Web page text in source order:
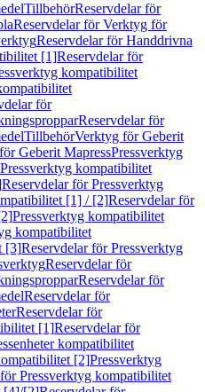
TillbehörReservdelar för
Reservdelar för Verktyg för
Reservdelar för Handdrivna
[1]Reservdelar för
kompatibilitet
för
Reservdelar för
TillbehörVerktyg för Geberit
Geberit MapressPressverktyg
kompatibilitet
Reservdelar för Pressverktyg
[1] / [2]Reservdelar för
Pressverktyg kompatibilitet
kompatibilitet
[3]Reservdelar för Pressverktyg
Reservdelar för
Reservdelar för
Reservdelar för
Reservdelar för
[1]Reservdelar för
kompatibilitet
[2]Pressverktyg
Pressverktyg kompatibilitet